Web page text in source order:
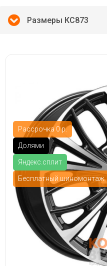
Размеры КС873
Рассрочка 0 р.
Долями
Яндекс.сплит
Бесплатный шиномонтаж